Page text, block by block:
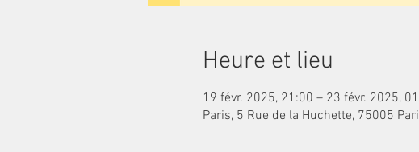
Heure et lieu
19 févr. 2025, 21:00 – 23 févr. 2025,
Paris, 5 Rue de la Huchette, 75005